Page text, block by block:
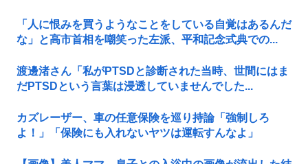
「人に恨みを買うようなことをしている自覚はあるんだ
な」と高市首相を嘲笑った左派、平和記念式典での...
渡邊渚さん「私がPTSDと診断された当時、世間にはま
だPTSDという言葉は浸透していませんでした...
カズレーザー、車の任意保険を巡り持論「強制しろ
よ！」「保険にも入れないヤツは運転すんなよ」